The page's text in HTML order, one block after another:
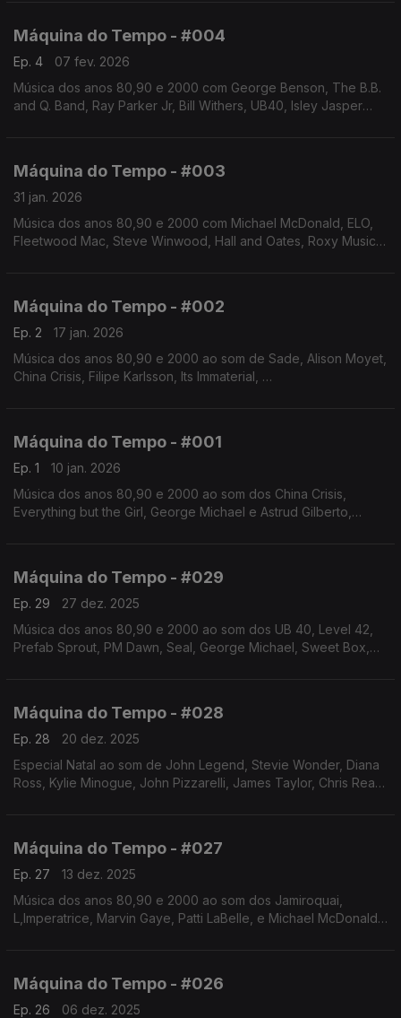
Máquina do Tempo - #004
Ep. 4
07 fev. 2026
Música dos anos 80,90 e 2000 com George Benson, The B.B.
and Q. Band, Ray Parker Jr, Bill Withers, UB40, Isley Jasper
Máquina do Tempo - #003
31 jan. 2026
Música dos anos 80,90 e 2000 com Michael McDonald, ELO,
Fleetwood Mac, Steve Winwood, Hall and Oates, Roxy Music,
Máquina do Tempo - #002
Ep. 2
17 jan. 2026
Música dos anos 80,90 e 2000 ao som de Sade, Alison Moyet,
China Crisis, Filipe Karlsson, Its Immaterial,
Máquina do Tempo - #001
Ep. 1
10 jan. 2026
Música dos anos 80,90 e 2000 ao som dos China Crisis,
Everything but the Girl, George Michael e Astrud Gilberto,
Máquina do Tempo - #029
Ep. 29
27 dez. 2025
Música dos anos 80,90 e 2000 ao som dos UB 40, Level 42,
Prefab Sprout, PM Dawn, Seal, George Michael, Sweet Box,
Máquina do Tempo - #028
Ep. 28
20 dez. 2025
Especial Natal ao som de John Legend, Stevie Wonder, Diana
Ross, Kylie Minogue, John Pizzarelli, James Taylor, Chris Rea,
Máquina do Tempo - #027
Ep. 27
13 dez. 2025
Música dos anos 80,90 e 2000 ao som dos Jamiroquai,
L,Imperatrice, Marvin Gaye, Patti LaBelle, e Michael McDonald,
Máquina do Tempo - #026
Ep. 26
06 dez. 2025